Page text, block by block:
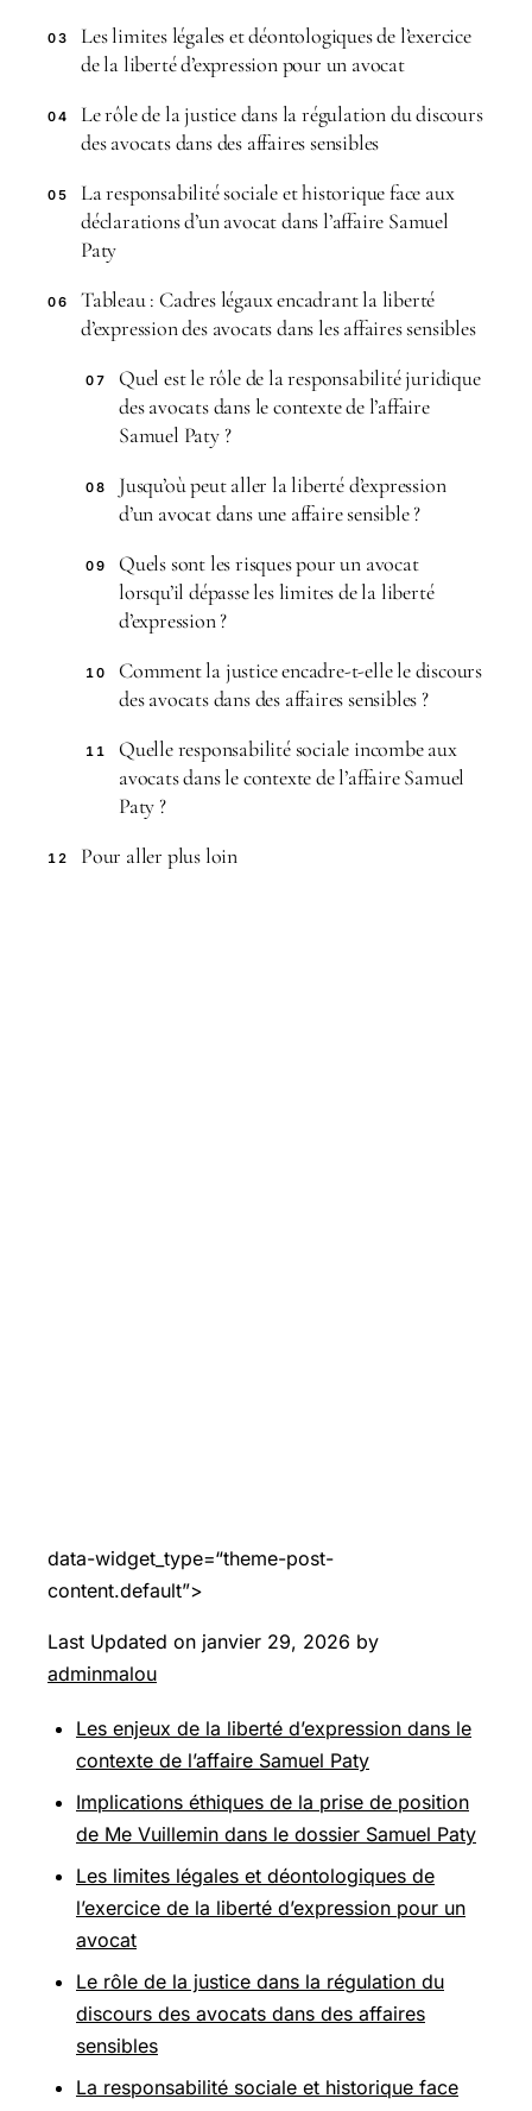
03
Les limites légales et déontologiques de l’exercice
de la liberté d’expression pour un avocat
04
Le rôle de la justice dans la régulation du discours
des avocats dans des affaires sensibles
05
La responsabilité sociale et historique face aux
déclarations d’un avocat dans l’affaire Samuel
Paty
06
Tableau : Cadres légaux encadrant la liberté
d’expression des avocats dans les affaires sensibles
07
Quel est le rôle de la responsabilité juridique
des avocats dans le contexte de l’affaire
Samuel Paty ?
08
Jusqu’où peut aller la liberté d’expression
d’un avocat dans une affaire sensible ?
09
Quels sont les risques pour un avocat
lorsqu’il dépasse les limites de la liberté
d’expression ?
10
Comment la justice encadre-t-elle le discours
des avocats dans des affaires sensibles ?
11
Quelle responsabilité sociale incombe aux
avocats dans le contexte de l’affaire Samuel
Paty ?
12 Pour aller plus loin
data-widget_type=“theme-post-
content.default”>
Last Updated on janvier 29, 2026 by
adminmalou
Les enjeux de la liberté d’expression dans le
contexte de l’affaire Samuel Paty
Implications éthiques de la prise de position
de Me Vuillemin dans le dossier Samuel Paty
Les limites légales et déontologiques de
l’exercice de la liberté d’expression pour un
avocat
Le rôle de la justice dans la régulation du
discours des avocats dans des affaires
sensibles
La responsabilité sociale et historique face